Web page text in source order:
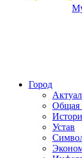
Город
Общая
Устав